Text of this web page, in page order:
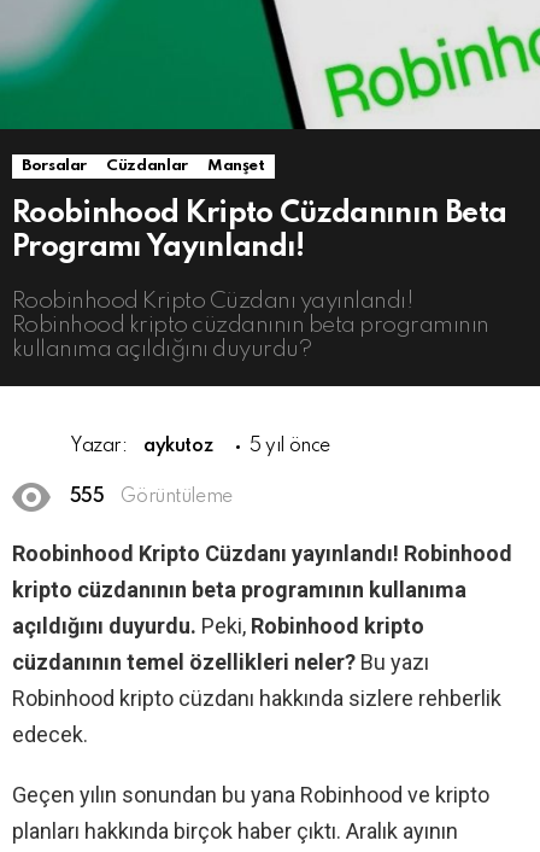
Borsalar Cüzdanlar Manşet
Roobinhood Kripto Cüzdanının Beta
Programı Yayınlandı!
Roobinhood Kripto Cüzdanı yayınlandı!
Robinhood kripto cüzdanının beta programının
kullanıma açıldığını duyurdu?
Yazar: aykutoz 5 yıl önce
555 Görüntüleme
Roobinhood Kripto Cüzdanı yayınlandı! Robinhood
kripto cüzdanının beta programının kullanıma
açıldığını duyurdu. Peki, Robinhood kripto
cüzdanının temel özellikleri neler? Bu yazı
Robinhood kripto cüzdanı hakkında sizlere rehberlik
edecek.
Geçen yılın sonundan bu yana Robinhood ve kripto
planları hakkında birçok haber çıktı. Aralık ayının